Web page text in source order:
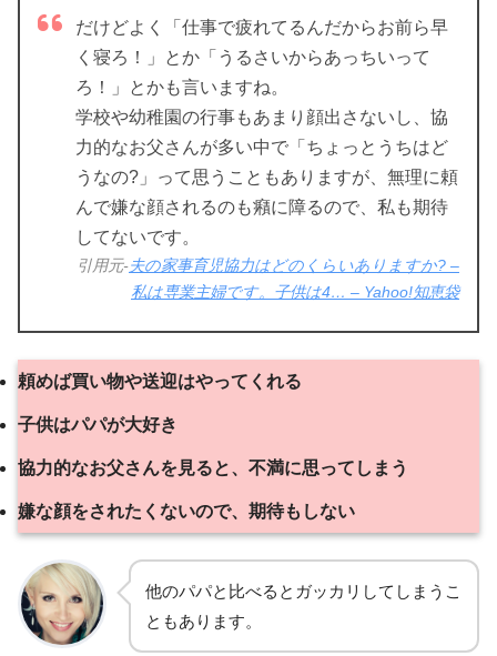
だけどよく「仕事で疲れてるんだからお前ら早
く寝ろ！」とか「うるさいからあっちいって
ろ！」とかも言いますね。
学校や幼稚園の行事もあまり顔出さないし、協
力的なお父さんが多い中で「ちょっとうちはど
うなの?」って思うこともありますが、無理に頼
んで嫌な顔されるのも癪に障るので、私も期待
してないです。
引用元-夫の家事育児協力はどのくらいありますか? –
私は専業主婦です。子供は4… – Yahoo!知恵袋
頼めば買い物や送迎はやってくれる
子供はパパが大好き
協力的なお父さんを見ると、不満に思ってしまう
嫌な顔をされたくないので、期待もしない
他のパパと比べるとガッカリしてしまうこ
ともあります。